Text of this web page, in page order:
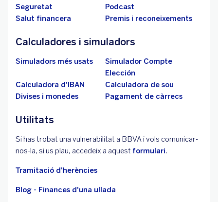
Seguretat
Podcast
Salut financera
Premis i reconeixements
Calculadores i simuladors
Simuladors més usats
Simulador Compte
Elección
Calculadora d'IBAN
Calculadora de sou
Divises i monedes
Pagament de càrrecs
Utilitats
Si has trobat una vulnerabilitat a BBVA i vols comunicar-
nos-la, si us plau, accedeix a aquest formulari.
Tramitació d'herències
Blog - Finances d'una ullada